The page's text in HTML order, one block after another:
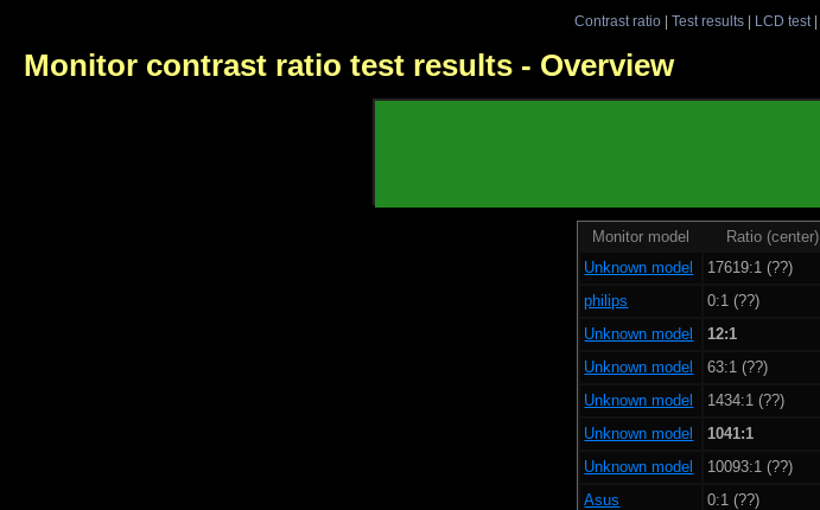
Contrast ratio| Test results| LCD test|
Monitor contrast ratio test results - Overview
Monitor model Ratio (center)
Unknown model
17619:1 (??)
philips
0:1 (??)
Unknown model
12:1
Unknown model
63:1 (??)
Unknown model
1434:1 (??)
Unknown model
1041:1
Unknown model
10093:1 (??)
Asus
0:1 (??)